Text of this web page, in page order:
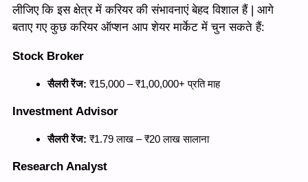
लीजिए कि इस क्षेत्र में करियर की संभावनाएं बेहद विशाल हैं | आगे
बताए गए कुछ करियर ऑप्शन आप शेयर मार्केट में चुन सकते हैं:
Stock Broker
सैलरी रेंज: ₹15,000 – ₹1,00,000+ प्रति माह
Investment Advisor
सैलरी रेंज: ₹1.79 लाख – ₹20 लाख सालाना
Research Analyst